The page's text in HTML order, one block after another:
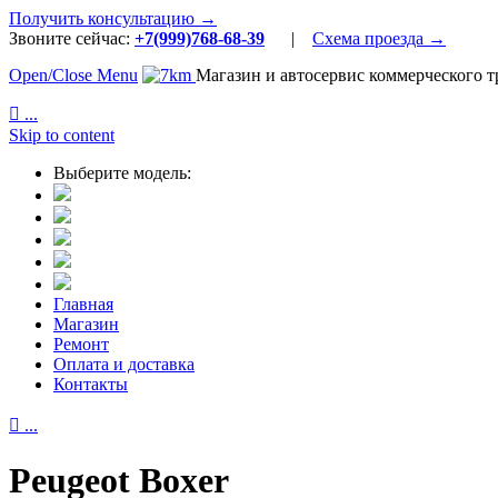
Получить консультацию →
Звоните сейчас: +7(999)768-68-39 | Схема проезда →
Open/Close Menu
Магазин и автосервис коммерческого
 ...
Skip to content
Выберите модель:
Главная
Магазин
Ремонт
Оплата и доставка
Контакты
 ...
Peugeot Boxer